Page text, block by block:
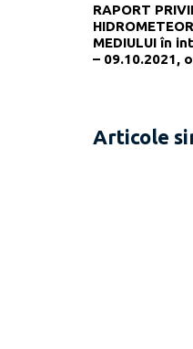
RAPORT
MEDIULUI în
– 09.10.2021,
Articole